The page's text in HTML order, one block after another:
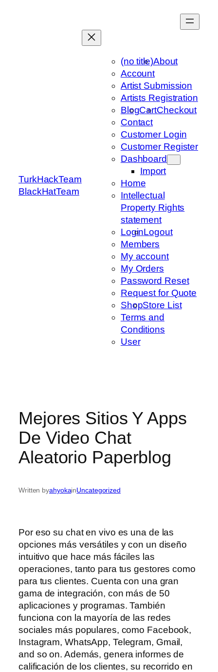
TurkHackTeam
BlackHatTeam
(no title)About
Account
Artist Submission
Artists Registration
BlogCartCheckout
Contact
Customer Login
Customer Register
Dashboard
Import
Home
Intellectual
Property Rights
statement
LoginLogout
Members
My account
My Orders
Password Reset
Request for Quote
ShopStore List
Terms and
Conditions
User
Mejores Sitios Y Apps
De Video Chat
Aleatorio Paperblog
Written byahyokainUncategorized
Por eso su chat en vivo es una de las
opciones más versátiles y con un diseño
intuitivo que hace más fáciles las
operaciones, tanto para tus gestores como
para tus clientes. Cuenta con una gran
gama de integración, con más de 50
aplicaciones y programas. También
funciona con la mayoría de las redes
sociales más populares, como Facebook,
Instagram, WhatsApp, Telegram, Gmail,
and so on. Además, genera informes de
calificación de los clientes, su recorrido en